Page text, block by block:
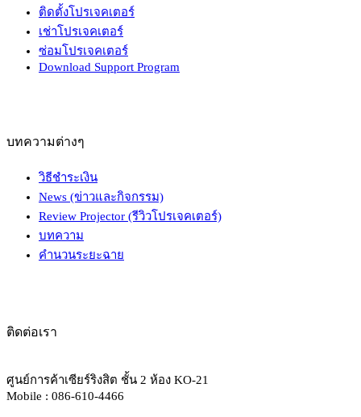
ติดตั้งโปรเจคเตอร์
เช่าโปรเจคเตอร์
ซ่อมโปรเจคเตอร์
Download Support Program
บทความต่างๆ
วิธีชำระเงิน
News (ข่าวและกิจกรรม)
Review Projector (รีวิวโปรเจคเตอร์)
บทความ
คำนวนระยะฉาย
ติดต่อเรา
ศูนย์การค้าเซียร์ริงสิต ชั้น 2 ห้อง KO-21
Mobile : 086-610-4466